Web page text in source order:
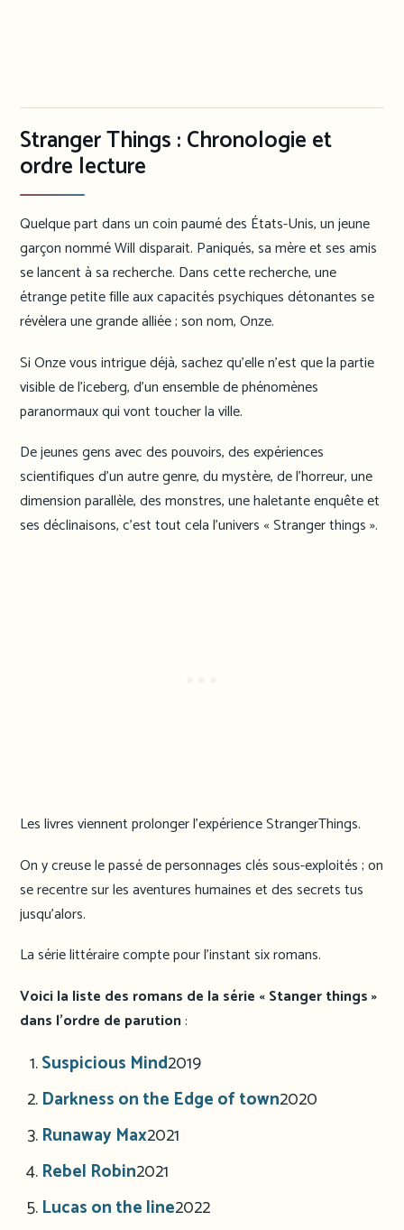
Stranger Things : Chronologie et
ordre lecture
Quelque part dans un coin paumé des États-Unis, un jeune
garçon nommé Will disparait. Paniqués, sa mère et ses amis
se lancent à sa recherche. Dans cette recherche, une
étrange petite fille aux capacités psychiques détonantes se
révèlera une grande alliée ; son nom, Onze.
Si Onze vous intrigue déjà, sachez qu’elle n’est que la partie
visible de l’iceberg, d’un ensemble de phénomènes
paranormaux qui vont toucher la ville.
De jeunes gens avec des pouvoirs, des expériences
scientifiques d’un autre genre, du mystère, de l’horreur, une
dimension parallèle, des monstres, une haletante enquête et
ses déclinaisons, c’est tout cela l’univers « Stranger things ».
Les livres viennent prolonger l’expérience StrangerThings.
On y creuse le passé de personnages clés sous-exploités ; on
se recentre sur les aventures humaines et des secrets tus
jusqu’alors.
La série littéraire compte pour l’instant six romans.
Voici la liste des romans de la série « Stanger things »
dans l’ordre de parution:
Suspicious Mind2019
Darkness on the Edge of town2020
Runaway Max2021
Rebel Robin2021
Lucas on the line2022